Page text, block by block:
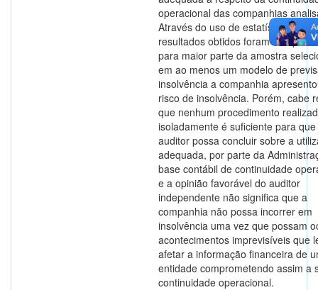
operacional das companhias
Através do uso de estatística
resultados obtidos foram
para maior parte da amostra
em ao menos um modelo de
insolvência a companhia
risco de insolvência. Porém, cabe
que nenhum procedimento
isoladamente é suficiente para
auditor possa concluir sobre a
adequada, por parte da
base contábil de continuidade
e a opinião favorável do auditor
independente não significa que a
companhia não possa incorrer em
insolvência uma vez que possam
acontecimentos imprevisíveis que
afetar a informação financeira de
entidade comprometendo assim a
continuidade operacional.